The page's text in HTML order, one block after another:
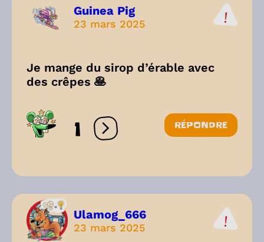
Guinea Pig
23 mars 2025
Je mange du sirop d’érable avec
des crêpes 🥞
1 Ouvrir les réactions
RÉPONDRE
Ulamog_666
23 mars 2025